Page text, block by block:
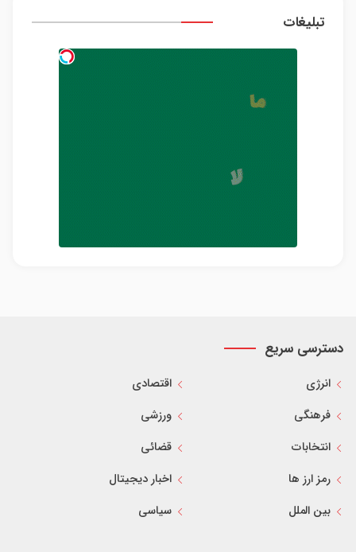
تبلیغات
دسترسی سریع
انرژی
اقتصادی
فرهنگی
ورزشی
انتخابات
قضائی
رمز ارز ها
اخبار دیجیتال
بین الملل
سیاسی